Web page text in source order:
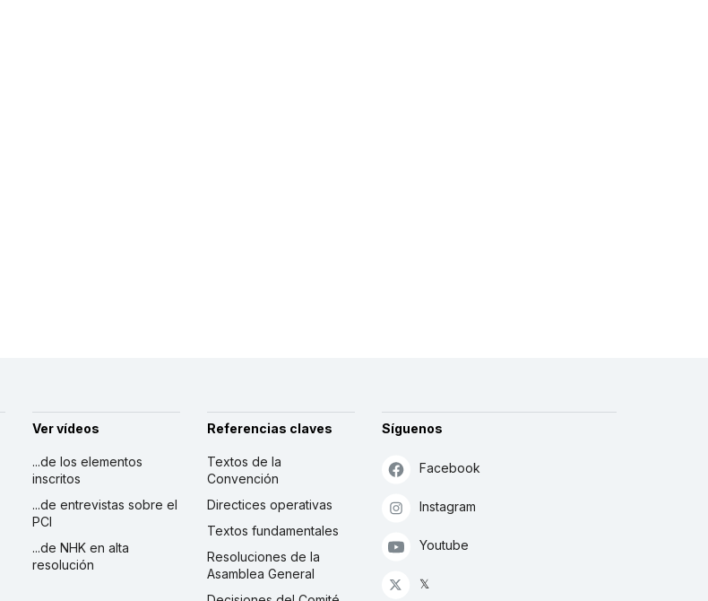
Ver vídeos
...de los elementos
inscritos
...de entrevistas sobre el
PCI
...de NHK en alta
resolución
Referencias claves
Textos de la
Convención
Directices operativas
Textos fundamentales
Resoluciones de la
Asamblea General
Síguenos
Facebook
Instagram
Youtube
𝕏